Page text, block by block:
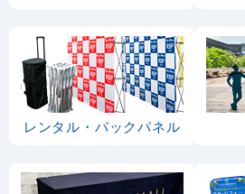
レンタル・バックパネル